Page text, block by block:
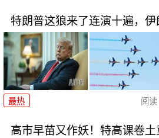
特朗普这狼来了连演十遍，伊
最热 阅读
高市早苗又作妖！特高课卷